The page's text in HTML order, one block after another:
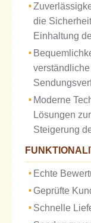
die
Einhaltung
Moderne
Lösungen
Steigerung
Echte
Geprüfte
Schnelle